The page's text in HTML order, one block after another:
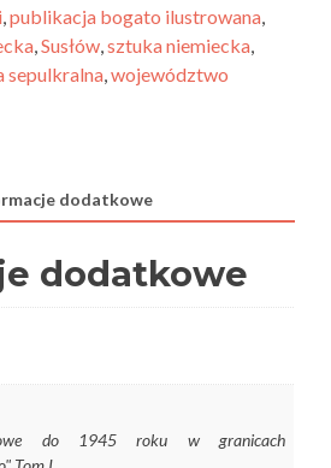
publikacja bogato ilustrowana
Susłów sztuka niemiecka
sepulkralna województwo
dodatkowe
dodatkowe
do 1945 roku w granicach